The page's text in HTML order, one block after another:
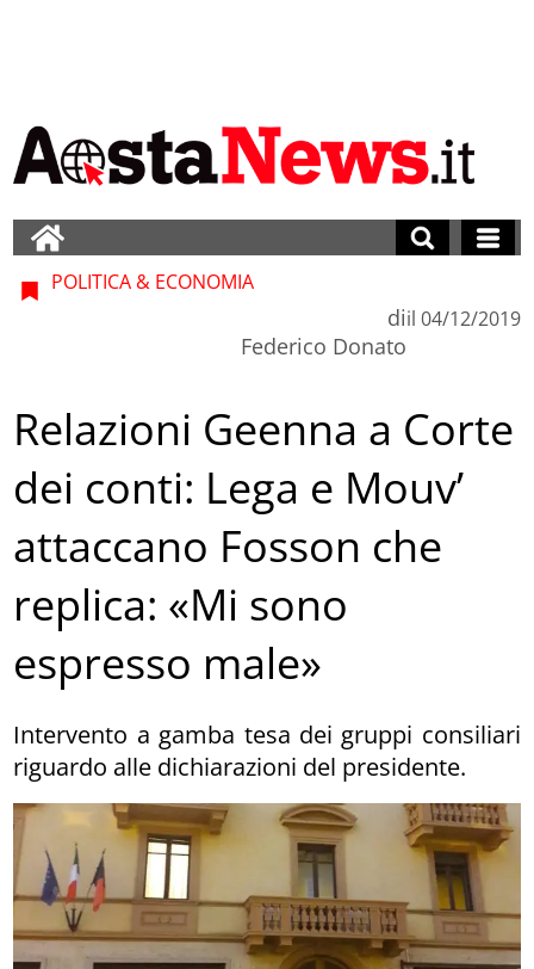
POLITICA & ECONOMIA
di
Federico Donato
il 04/12/2019
Relazioni Geenna a Corte
dei conti: Lega e Mouv’
attaccano Fosson che
replica: «Mi sono
espresso male»
Intervento a gamba tesa dei gruppi consiliari
riguardo alle dichiarazioni del presidente.